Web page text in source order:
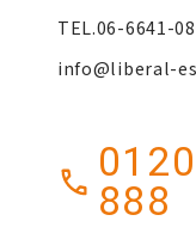
TEL.06-6641-
info@liberal-
888